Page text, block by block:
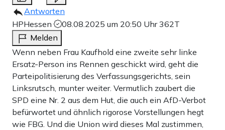
Antworten
HPHessen
08.08.2025 um 20:50 Uhr362T
Melden
Wenn neben Frau Kaufhold eine zweite sehr linke
Ersatz-Person ins Rennen geschickt wird, geht die
Parteipolitisierung des Verfassungsgerichts, sein
Linksrutsch, munter weiter. Vermutlich zaubert die
SPD eine Nr. 2 aus dem Hut, die auch ein AfD-Verbot
befürwortet und ähnlich rigorose Vorstellungen hegt
wie FBG. Und die Union wird dieses Mal zustimmen,